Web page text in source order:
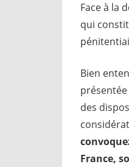
Face à la
qui
Bien
présentée
des
France,